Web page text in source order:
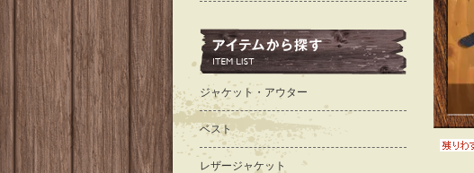
ジャケット・アウター
ベスト
レザージャケット